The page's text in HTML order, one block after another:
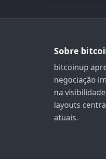
Sobre
bitcoinup
negociação
na
layouts
atuais.